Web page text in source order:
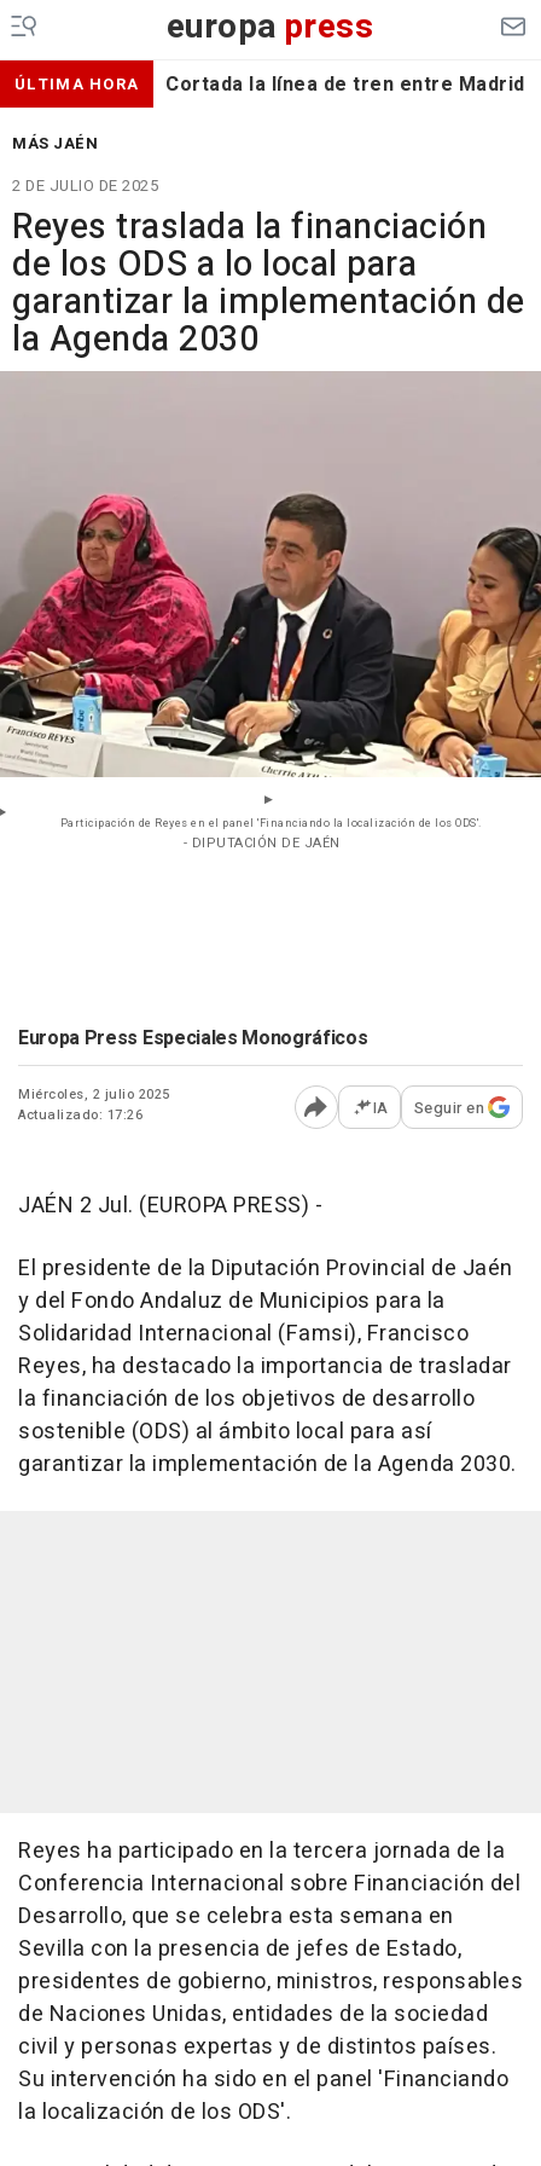
europa press
ÚLTIMA HORA Cortada la línea de tren entre Madrid
MÁS JAÉN
2 DE JULIO DE 2025
Reyes traslada la financiación
de los ODS a lo local para
garantizar la implementación de
la Agenda 2030
Participación de Reyes en el panel 'Financiando la localización de los ODS'.
- DIPUTACIÓN DE JAÉN
Europa Press Especiales Monográficos
Miércoles, 2 julio 2025
Actualizado: 17:26
Abrir opciones para
IA Seguir en
JAÉN 2 Jul. (EUROPA PRESS) -
El presidente de la Diputación Provincial de Jaén
y del Fondo Andaluz de Municipios para la
Solidaridad Internacional (Famsi), Francisco
Reyes, ha destacado la importancia de trasladar
la financiación de los objetivos de desarrollo
sostenible (ODS) al ámbito local para así
garantizar la implementación de la Agenda 2030.
Reyes ha participado en la tercera jornada de la
Conferencia Internacional sobre Financiación del
Desarrollo, que se celebra esta semana en
Sevilla con la presencia de jefes de Estado,
presidentes de gobierno, ministros, responsables
de Naciones Unidas, entidades de la sociedad
civil y personas expertas y de distintos países.
Su intervención ha sido en el panel 'Financiando
la localización de los ODS'.